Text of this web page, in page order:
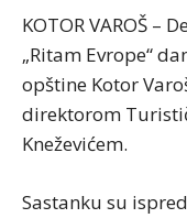
KOTOR VAROŠ –
„Ritam Evrope“
opštine Kotor
direktorom
Kneževićem.
Sastanku su